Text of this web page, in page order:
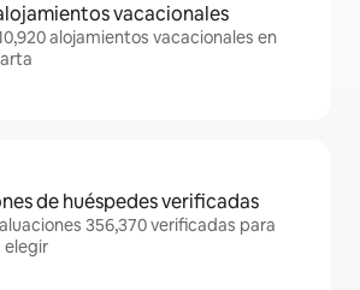
vacacionales
alojamientos vacacionales en
de huéspedes verificadas
356,370 verificadas para
elegir